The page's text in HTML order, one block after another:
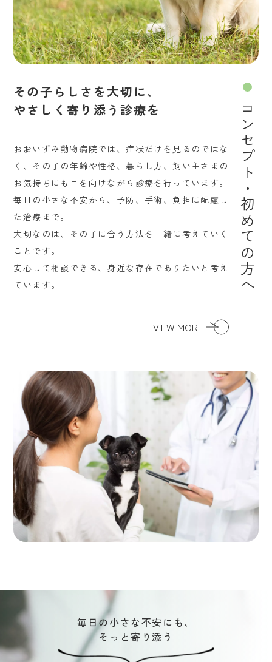
その子らしさを大切に、
やさしく寄り添う診療を
おおいずみ動物病院では、症状だけを見るのではな
く、その子の年齢や性格、暮らし方、飼い主さまの
お気持ちにも目を向けながら診療を行っています。
毎日の小さな不安から、予防、手術、負担に配慮し
た治療まで。
大切なのは、その子に合う方法を一緒に考えていく
ことです。
安心して相談できる、身近な存在でありたいと考え
ています。
VIEW MORE
コンセプト・初めての方へ
毎日の小さな不安にも、
そっと寄り添う